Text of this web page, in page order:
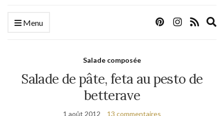
Menu
Salade composée
Salade de pâte, feta au pesto de
betterave
1 août 2012 13 commentaires